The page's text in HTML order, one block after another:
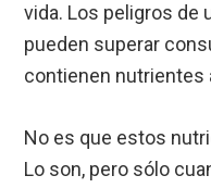
vida. Los peligros de
pueden superar
contienen nutrientes
No es que estos
Lo son, pero sólo